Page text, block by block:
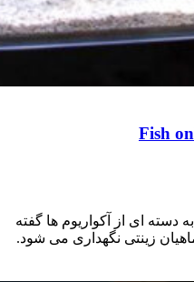
آکواریوم های فیش اونلی Fish only به دسته ای از آکواریوم ها گفته
زینتی نگهداری می شود.